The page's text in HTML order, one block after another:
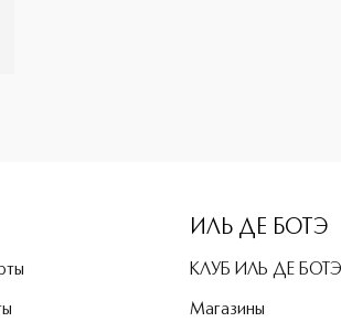
тестирования
ИЛЬ ДЕ БОТЭ
КЛУБ ИЛЬ ДЕ БОТЭ
Магазины